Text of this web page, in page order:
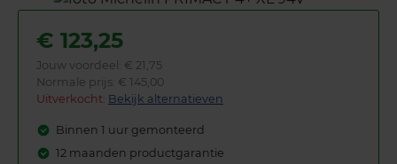
€ 123,25
Jouw voordeel: € 21,75
Normale prijs: € 145,00
Uitverkocht: Bekijk alternatieven
Binnen 1 uur gemonteerd
12 maanden productgarantie